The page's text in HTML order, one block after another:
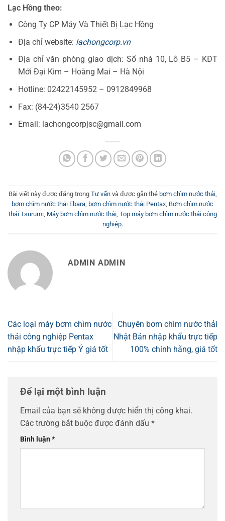
Lạc Hồng theo:
Công Ty CP Máy Và Thiết Bị Lạc Hồng
Địa chỉ website: lachongcorp.vn
Địa chỉ văn phòng giao dịch: Số nhà 10, Lô B5 – KĐT
Mới Đại Kim – Hoàng Mai – Hà Nội
Hotline: 02422145952 – 0912849968
Fax: (84-24)3540 2567
Email: lachongcorpjsc@gmail.com
Bài viết này được đăng trong Tư vấnvà được gắn thẻ bơm chìm nước thải,
bơm chìm nước thải Ebara, bơm chìm nước thải Pentax, Bơm chìm nước
thải Tsurumi, Máy bơm chìm nước thải, Top máy bơm chìm nước thải công
nghiệp.
ADMIN ADMIN
Các loại máy bơm chìm nước
thải công nghiệp Pentax
nhập khẩu trực tiếp Ý giá tốt
Chuyên bơm chìm nước thải
Nhật Bản nhập khẩu trực tiếp
100% chính hãng, giá tốt
Để lại một bình luận
Email của bạn sẽ không được hiển thị công khai.
Các trường bắt buộc được đánh dấu *
Bình luận*